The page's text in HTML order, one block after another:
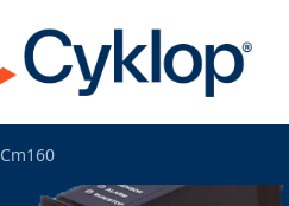
Cm160